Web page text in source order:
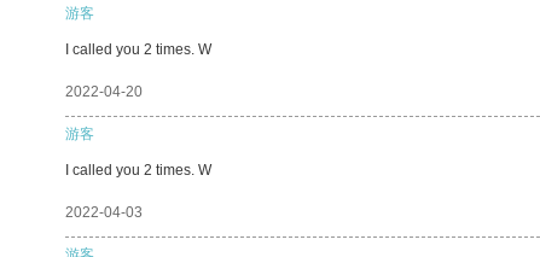
游客
I called you 2 times. W
2022-04-20
游客
I called you 2 times. W
2022-04-03